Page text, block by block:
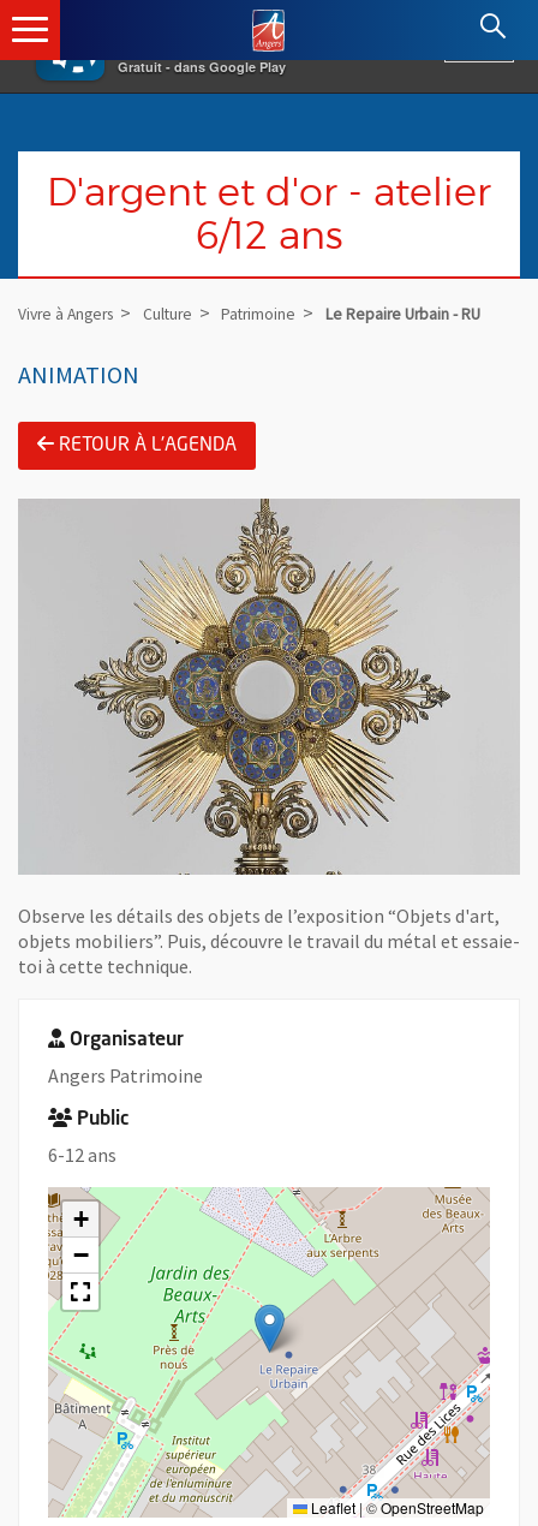
×
Gratuit - dans Google Play
Angers.fr : Retour à l'accueil
D'argent et d'or - atelier
6/12 ans
Vivre à Angers Culture Patrimoine Le Repaire Urbain - RU
ANIMATION
RETOUR À L'AGENDA
Observe les détails des objets de l’exposition “Objets d'art,
objets mobiliers”. Puis, découvre le travail du métal et essaie-
toi à cette technique.
Organisateur
Angers Patrimoine
Public
6-12 ans
+
−
Leaflet |©OpenStreetMap